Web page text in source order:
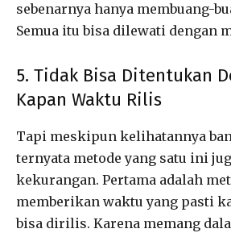
sebenarnya hanya membuang-
Semua itu bisa dilewati dengan
5. Tidak Bisa Ditentukan
Kapan Waktu Rilis
Tapi meskipun kelihatannya
ternyata metode yang satu ini
kekurangan. Pertama adalah
memberikan waktu yang pasti
bisa dirilis. Karena memang